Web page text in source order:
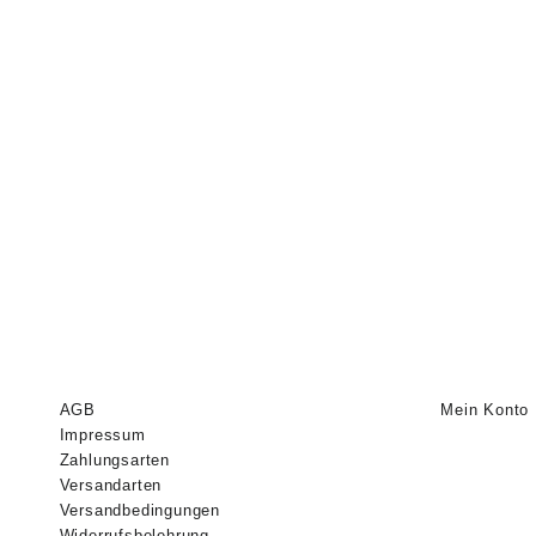
AGB
Impressum
Zahlungsarten
Versandarten
Versandbedingungen
Mein Konto